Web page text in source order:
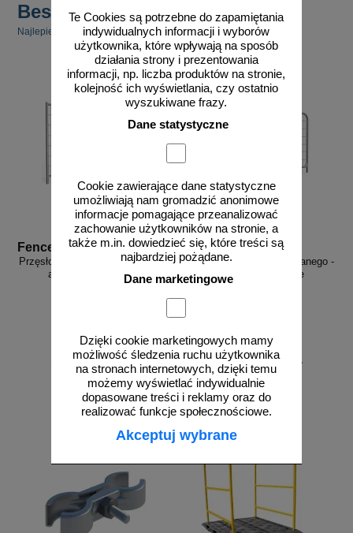
Te Cookies są potrzebne do zapamiętania
indywidualnych informacji i wyborów
użytkownika, które wpływają na sposób
działania strony i prezentowania
informacji, np. liczba produktów na stronie,
kolejność ich wyświetlania, czy ostatnio
wyszukiwane frazy.
Dane statystyczne
Cookie zawierające dane statystyczne
umożliwiają nam gromadzić anonimowe
informacje pomagające przeanalizować
zachowanie użytkowników na stronie, a
także m.in. dowiedzieć się, które treści są
najbardziej pożądane.
Dane marketingowe
Dzięki cookie marketingowych mamy
możliwość śledzenia ruchu użytkownika
na stronach internetowych, dzięki temu
możemy wyświetlać indywidualnie
dopasowane treści i reklamy oraz do
realizować funkcje społecznościowe.
Akceptuj wybrane
Bestsellery
Najlepiej sprzedające się produkty
Fence A1
Przęsło ogrodzenia budowlanego -
ażurowe standardowe
od 197,57 zł
160,63 zł netto
do koszyka
Fence A2
Przęsło ogrodzenia budowlanego -
ażurowe zaokrąglone
od 223,74 zł
181,90 zł netto
do koszyka